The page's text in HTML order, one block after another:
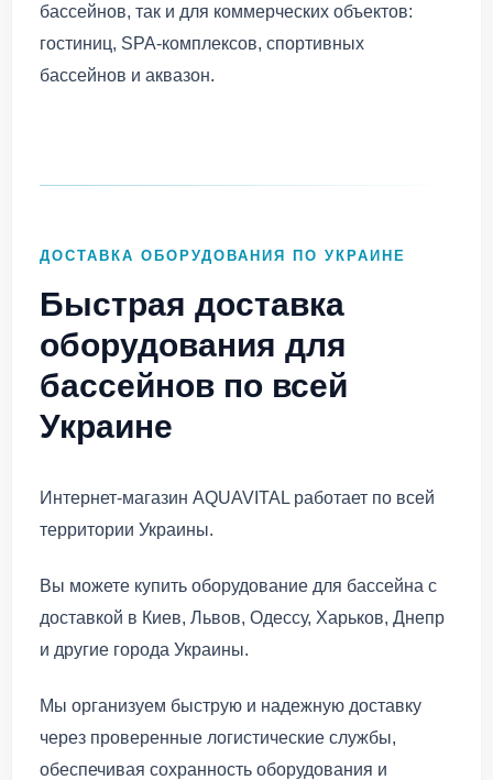
бассейнов, так и для коммерческих объектов:
гостиниц, SPA-комплексов, спортивных
бассейнов и аквазон.
ДОСТАВКА ОБОРУДОВАНИЯ ПО УКРАИНЕ
Быстрая доставка
оборудования для
бассейнов по всей
Украине
Интернет-магазин AQUAVITAL работает по всей
территории Украины.
Вы можете купить оборудование для бассейна с
доставкой в Киев, Львов, Одессу, Харьков, Днепр
и другие города Украины.
Мы организуем быструю и надежную доставку
через проверенные логистические службы,
обеспечивая сохранность оборудования и